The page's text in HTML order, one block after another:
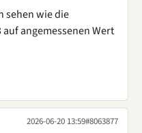
sehen wie die
angemessenen Wert
2026-06-20 13:59#8063877